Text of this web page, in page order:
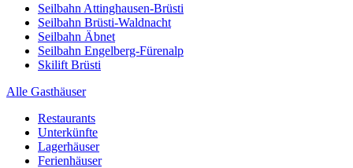
Seilbahn Attinghausen-Brüsti
Seilbahn Brüsti-Waldnacht
Seilbahn Äbnet
Seilbahn Engelberg-Fürenalp
Skilift Brüsti
Alle Gasthäuser
Restaurants
Unterkünfte
Lagerhäuser
Ferienhäuser